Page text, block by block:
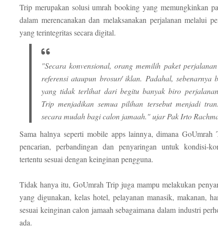
Trip merupakan solusi umrah booking yang memungkinkan
dalam merencanakan dan melaksanakan perjalanan melalui
yang terintegritas secara digital.
"Secara konvensional, orang memilih paket
referensi ataupun brosur/ iklan. Padahal, sebenarnya
yang tidak terlihat dari begitu banyak biro
Trip menjadikan semua pilihan tersebut menjadi
secara mudah bagi calon jamaah." ujar Pak Irto
Sama halnya seperti mobile apps lainnya, dimana GoUmrah
pencarian, perbandingan dan penyaringan untuk kondisi-
tertentu sesuai dengan keinginan pengguna.
Tidak hanya itu, GoUmrah Trip juga mampu melakukan
yang digunakan, kelas hotel, pelayanan manasik, makanan,
sesuai keinginan calon jamaah sebagaimana dalam industri
ada.